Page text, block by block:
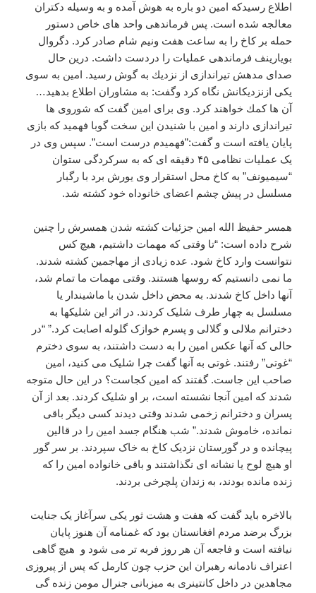
اطلاع رسيدكه امين دو باره به هوش آمده و به وسيله دكتران
معالجه شده است. پس فرماندهی واحد های خاص دستور
حمله بر كاخ را به ساعت هفت ونيم شام صادر كرد. دگروال
بويارينف فرماندهی عمليات را دردست داشت. درين حال
صدای مدهش تيراندازی از نزديك به گوش رسيد. امين به سوی
يكی ازنزديكانش نگاه كرد وگفت: به مشاوران اطلاع بدهيد…
آن ها كمك خواهند كرد. وی برای امین گفت که شوروی ها
تیراندازی دارند و امین با شنیدن این سخت گوبا فهمید که بازی
پایان یافته است و گفت:”فهمیدم درست است”. سپس وی در
یک عملیات نظامی ۴۵ دقیقه ای که به سرکردگی ستوان
“سیمیونف” به کاخ محل استقرار وی یورش برد با رگبار
مسلسل در پیش چشم اعضای خانوداه خود کشته شد.
همسر حفیظ الله امین جزئیات کشته شدن همسرش را چنین
شرح داده است: “تا وقتی که مهمات داشتیم، هیچ کس
نتوانست وارد کاخ شود. عده زیادی از مهاجمین کشته شدند.
ما نمی دانستیم که روسها هستند. وقتی مهمات ما تمام شد،
آنها داخل کاخ شدند. به محض داخل شدن با ماشیندار یا
مسلسل به چهار طرف شلیک کردند. در اثر این شلیکها به
دخترانم ملالی و گلالی و پسرم خوازک گلوله اصابت کرد.” “در
حالی که آنها عکس امین را به دست داشتند، به سوی دخترم
“غوتی” رفتند. غوتی به آنها گفت چرا شلیک می کنید، امین
صاحب این جاست. گفتند که امین کجاست؟ در این حال متوجه
شدند که امین آنجا نشسته است، بر او شلیک کردند. بعد از آن
پسران و دخترانم زخمی شدند وقتی دیدند کسی دیگر باقی
نمانده، خاموش شدند.” شب هنگام جسد امین را در قالین
پیچانده و در گورستان نزدیک کاخ به خاک سپردند. بر سر گور
او هیچ لوح یا نشانه ای نگذاشتند و باقی خانواده امین را که
زنده مانده بودند، به زندان پلچرخی بردند.
بالاخره باید گفت که هفت و هشت ثور یکی سرآغاز یک جنایت
بزرگ برضد مردم افغانستان بود که غمنامه آن هنوز پایان
نیافته است و فاجعه آن هر روز فربه تر می شود و هیچ گاهی
اعتراف نادمانه رهبران این حزب چون کارمل که پس از پیروزی
مجاهدین در داخل کانتینری به میزبانی جنرال مومن زنده گی